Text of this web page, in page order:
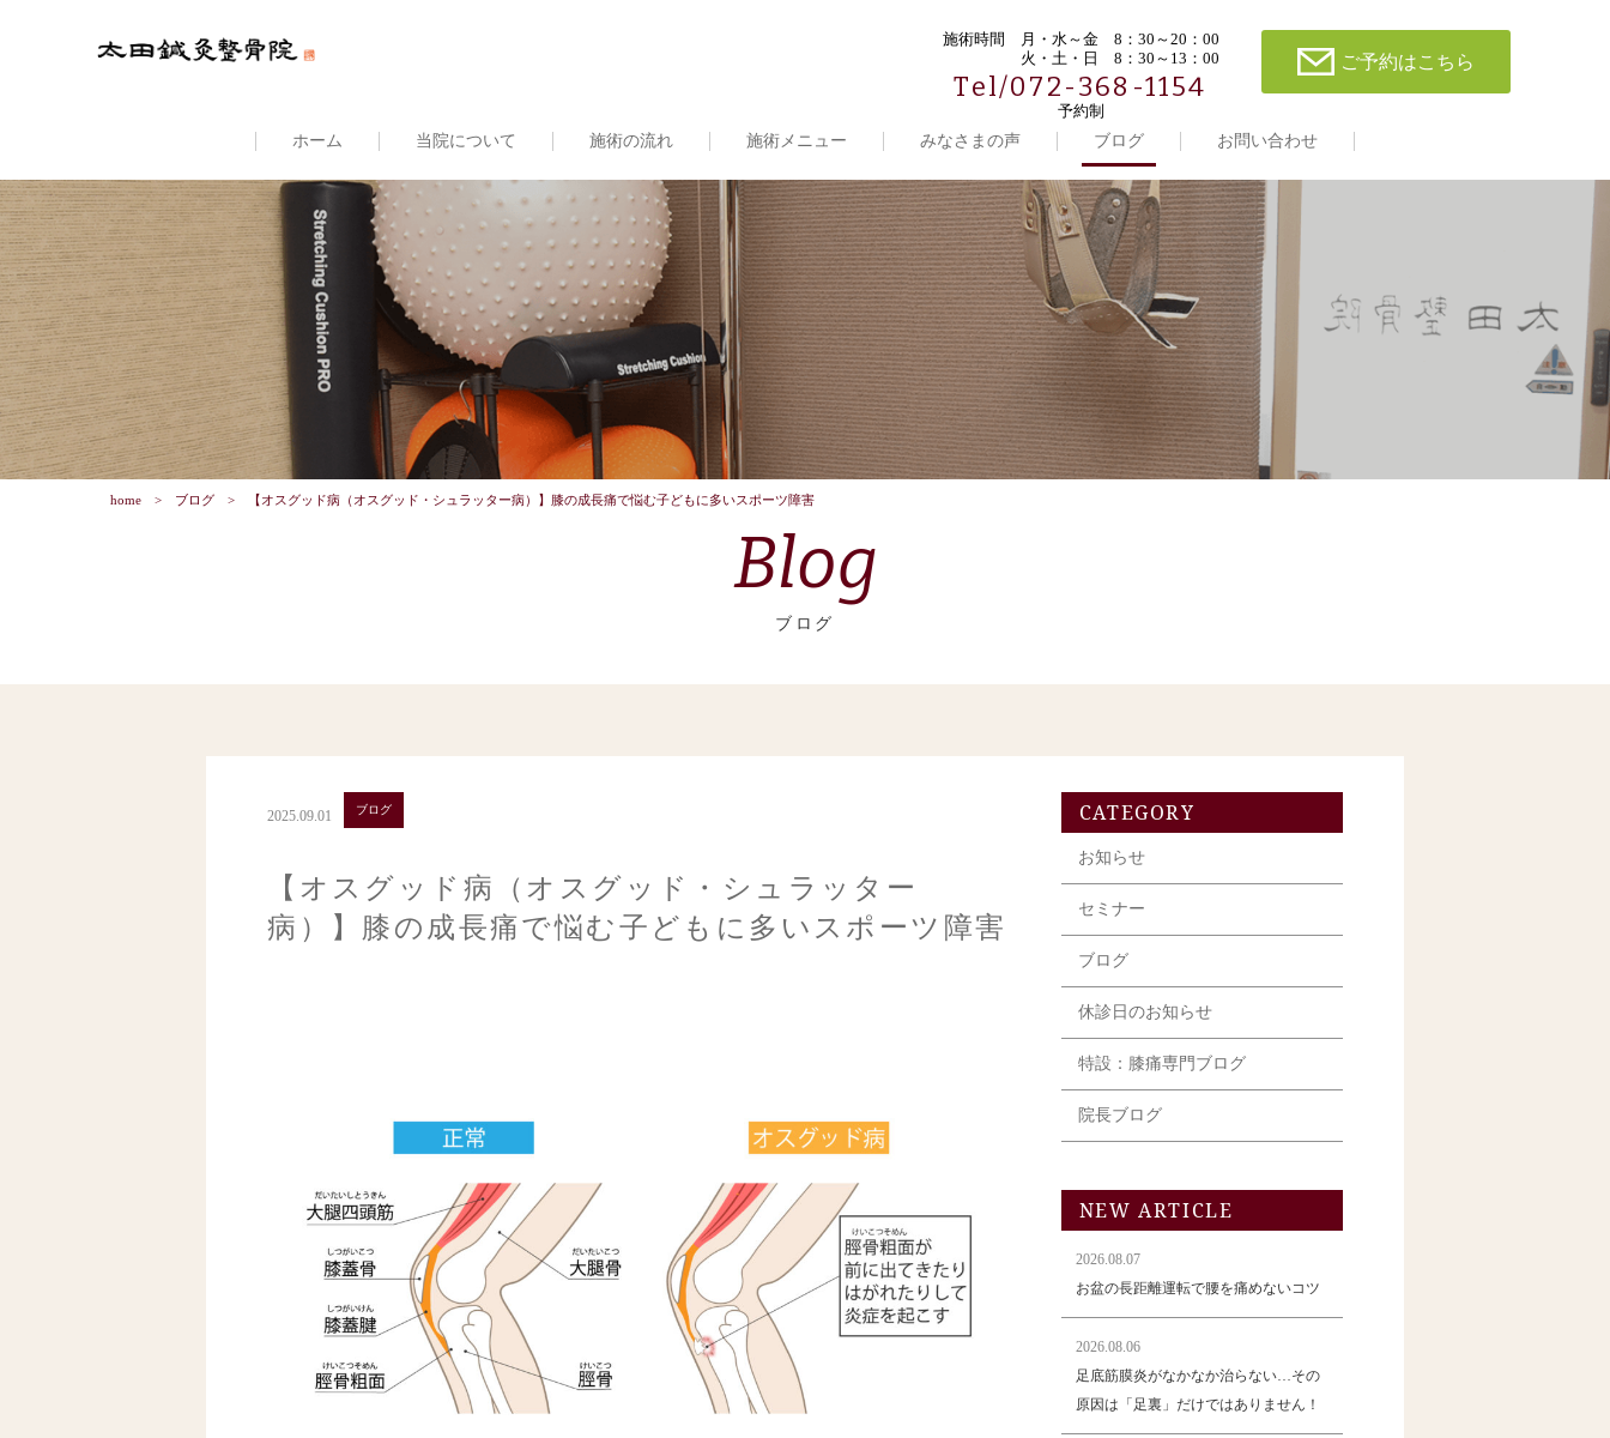
施術時間
月・水～金 8：30～20：00
火・土・日 8：30～13：00
Tel/072-368-1154
予約制
ご予約はこちら
ホーム 当院について 施術の流れ 施術メニュー みなさまの声 ブログ お問い合わせ
home ブログ 【オスグッド病（オスグッド・シュラッター病）】膝の成長痛で悩む子どもに多いスポーツ障害
Blog
ブログ
2025.09.01 ブログ
【オスグッド病（オスグッド・シュラッター
病）】膝の成長痛で悩む子どもに多いスポーツ障害
CATEGORY
お知らせ
セミナー
ブログ
休診日のお知らせ
特設：膝痛専門ブログ
院長ブログ
NEW ARTICLE
2026.08.07
お盆の長距離運転で腰を痛めないコツ
2026.08.06
足底筋膜炎がなかなか治らない…その
原因は「足裏」だけではありません！